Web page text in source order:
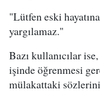
"Lütfen eski
yargılamaz."
Bazı kullanıcılar
işinde öğrenmesi
mülakattaki